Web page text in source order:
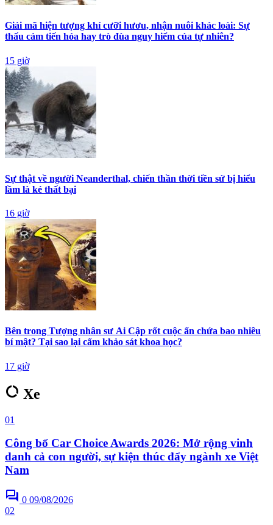
Giải mã hiện tượng khỉ cưỡi hươu, nhận nuôi khác loài: Sự
thấu cảm tiến hóa hay trò đùa nguy hiểm của tự nhiên?
15 giờ
Sự thật về người Neanderthal, chiến thần thời tiền sử bị hiểu
lầm là kẻ thất bại
16 giờ
Bên trong Tượng nhân sư Ai Cập rốt cuộc ẩn chứa bao nhiêu
bí mật? Tại sao lại cấm khảo sát khoa học?
17 giờ
data_usage Xe
01
Công bố Car Choice Awards 2026: Mở rộng vinh
danh cả con người, sự kiện thúc đẩy ngành xe Việt
Nam
forum 0 09/08/2026
02